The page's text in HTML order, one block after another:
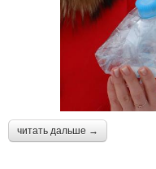
читать дальше →